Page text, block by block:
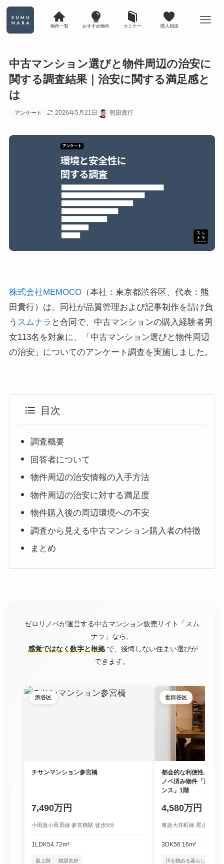
物件一覧 おすすめ物件 セミナー 購入相談
中古マンション選びと物件周辺の治安に
関する調査結果｜治安に関する満足感と
は
アンケート 2026年5月21日 熊田貴行
株式会社MEMOCO（本社：東京都渋谷区、代表：熊
田貴行）は、同社が品質管理および記事制作を請け負
う スムナラ と合同で、中古マンションの購入経験者男
女113名を対象に、「中古マンション選びと物件周辺
の治安」についてのアンケート調査を実施しました。
目次
調査概要
回答者について
物件周辺の治安情報の入手方法
物件周辺の治安に対する満足度
物件購入後の周辺環境への不安
調査から見える中古マンション購入者の特徴
まとめ
ゼロリノベが運営する中古マンション販売サイト「スム
ナラ」なら、
感覚ではなく数字と根拠 で、後悔しない住まい選びが
できます。
渋谷区
チサンマンション参宮橋
7,490万円
小田急小田原線 参宮橋駅 徒歩5分
1LDK54.72m²
最上階 眺望良好
世田谷区
都会的な利便性と豊か
ノベ済み物件「尾山
ンス」1階
4,580万円
東急大井町線 尾山台駅
3DK56.16m²
川を眺める暮らし